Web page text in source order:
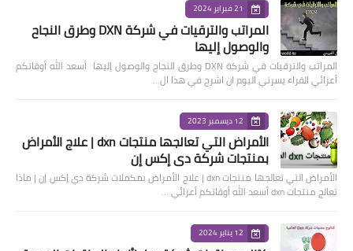
21 فبراير 2024
المراتب والترقيات في شركة DXN وطرق النجاح
والوصول إليها
المراتب والترقيات في شركة DXN وطرق النجاح والوصول إليها أسعد الله أوقاتكم
أعزائي القراء يسرني اليوم ان اشرح في هذا ال…
12 ديسمبر 2023
الأمراض التي تعالجها منتجات dxn | علاج الأمراض
بمنتجات شركة دي إكس إن
الأمراض التي تعالجها منتجات dxn | علاج الأمراض بمكملات شركة دي إكس إن | ماذا
تعالج منتجات dxn أسعد الله أوقاتكم أعزائي …
12 يناير 2024